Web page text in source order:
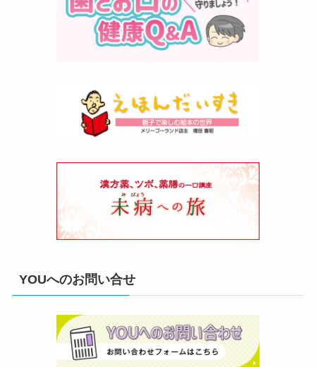
YOUへのお問い合せ